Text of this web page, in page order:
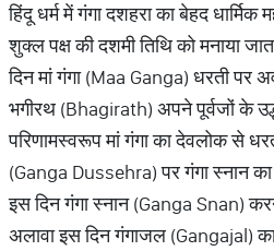
हिंदू धर्म में गंगा दशहरा का बेहद धार्मिक
शुक्ल पक्ष की दशमी तिथि को मनाया
दिन मां गंगा (Maa Ganga) धरती पर
भगीरथ (Bhagirath) अपने पूर्वजों के
परिणामस्वरूप मां गंगा का देवलोक से
(Ganga Dussehra) पर गंगा स्नान
इस दिन गंगा स्नान (Ganga Snan)
अलावा इस दिन गंगाजल (Gangajal) का